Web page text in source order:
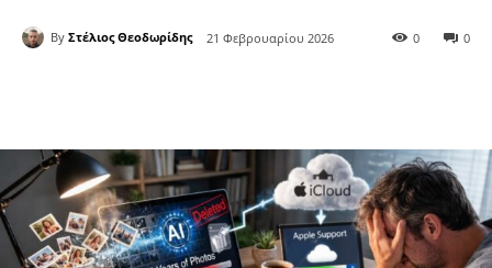
By Στέλιος Θεοδωρίδης 21 Φεβρουαρίου 2026 0
0